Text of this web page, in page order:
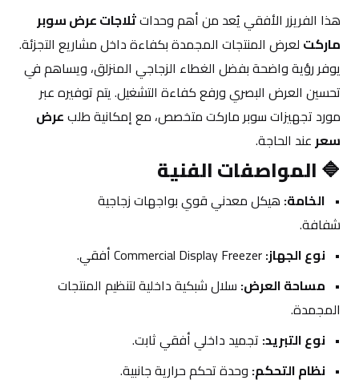
هذا الفريزر الأفقي يُعد من أهم وحدات
ماركت
تحسين العرض البصري ورفع كفاءة التشغيل. يتم توفيره عبر
مورد تجهيزات سوبر ماركت متخصص، مع إمكانية طلب
سعر عند الحاجة.
🔷 المواصفات الفنية
الخامة:
شفافة.
نوع الجهاز: Commercial Display Freezer أفقي.
مساحة العرض:
المجمدة.
نوع التبريد: تجميد داخلي أفقي ثابت.
نظام التحكم: وحدة تحكم حرارية جانبية.